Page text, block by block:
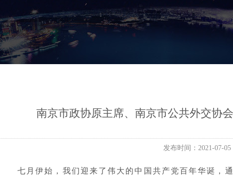
南京市政协原主席、南京市公共外交协
发布时间：2021-07-
七月伊始，我们迎来了伟大的中国共产党百年华诞，